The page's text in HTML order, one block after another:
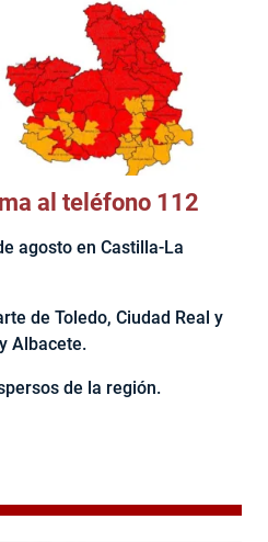
al teléfono 112
agosto en Castilla-La
de Toledo, Ciudad Real y
Albacete.
de la región.